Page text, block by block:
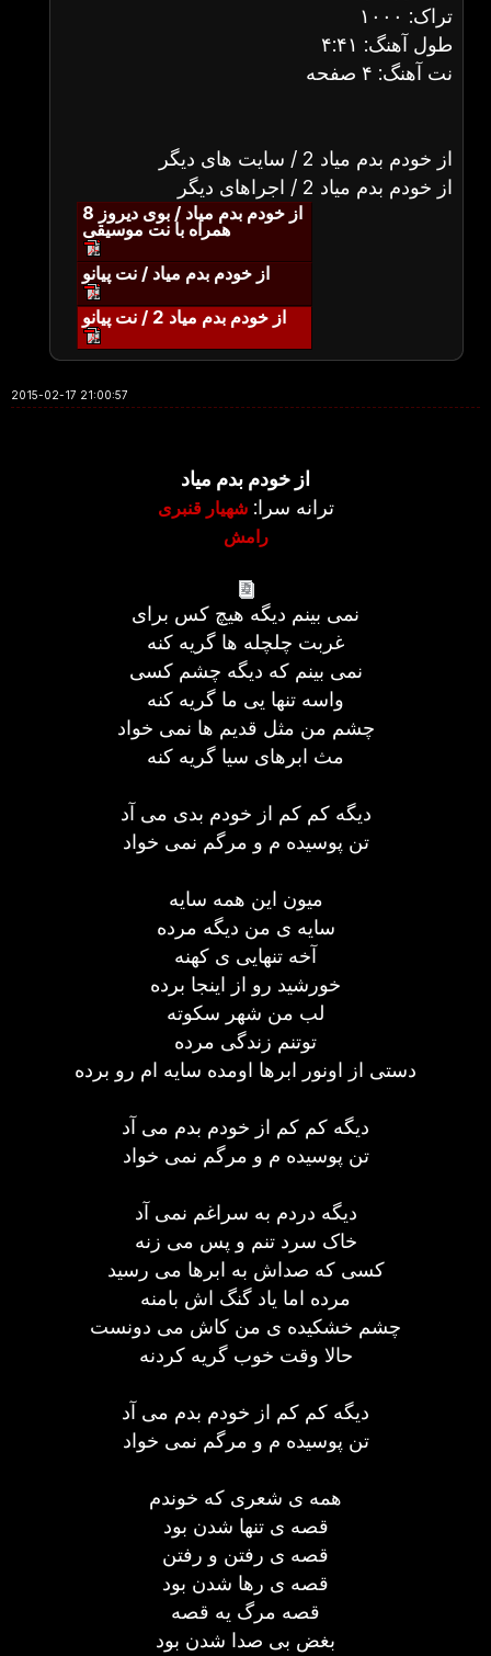
تراک: ۱۰۰۰
طول آهنگ: ۴:۴۱
نت آهنگ: ۴ صفحه
از خودم بدم میاد 2 / سایت های دیگر
از خودم بدم میاد 2 / اجراهای دیگر
از خودم بدم میاد / بوی دیروز 8
همراه با نت موسیقی
از خودم بدم میاد / نت پیانو
از خودم بدم میاد 2 / نت پیانو
2015-02-17 21:00:57
از خودم بدم میاد
ترانه سرا:شهیار قنبری
رامش
نمی بینم دیگه هیچ کس برای
غربت چلچله ها گریه کنه
نمی بینم که دیگه چشم کسی
واسه تنها یی ما گریه کنه
چشم من مثل قدیم ها نمی خواد
مث ابرهای سیا گریه کنه
دیگه کم کم از خودم بدی می آد
تن پوسیده م و مرگم نمی خواد
میون این همه سایه
سایه ی من دیگه مرده
آخه تنهایی ی کهنه
خورشید رو از اینجا برده
لب من شهر سکوته
توتنم زندگی مرده
دستی از اونور ابرها اومده سایه ام رو برده
دیگه کم کم از خودم بدم می آد
تن پوسیده م و مرگم نمی خواد
دیگه دردم به سراغم نمی آد
خاک سرد تنم و پس می زنه
کسی که صداش به ابرها می رسید
مرده اما یاد گنگ اش بامنه
چشم خشکیده ی من کاش می دونست
حالا وقت خوب گریه کردنه
دیگه کم کم از خودم بدم می آد
تن پوسیده م و مرگم نمی خواد
همه ی شعری که خوندم
قصه ی تنها شدن بود
قصه ی رفتن و رفتن
قصه ی رها شدن بود
قصه مرگ یه قصه
بغض بی صدا شدن بود